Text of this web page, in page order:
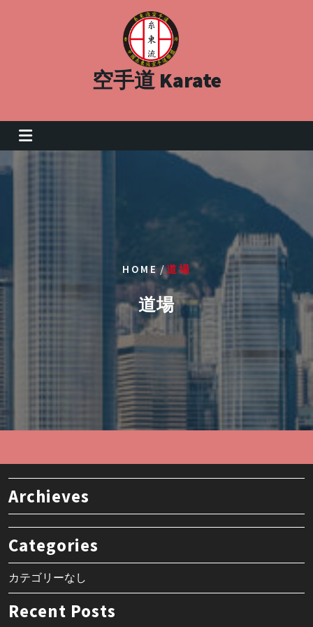
空手道 Karate
HOME/道場
道場
Archieves
Categories
カテゴリーなし
Recent Posts